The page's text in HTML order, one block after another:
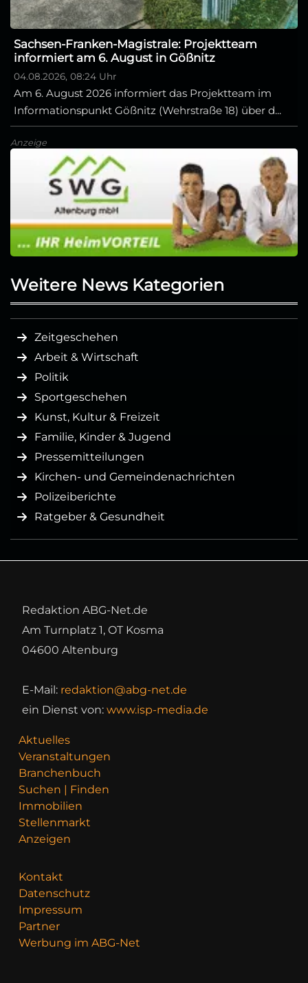
Sachsen-Franken-Magistrale: Projektteam
informiert am 6. August in Gößnitz
04.08.2026, 08:24 Uhr
Am 6. August 2026 informiert das Projektteam im
Informationspunkt Gößnitz (Wehrstraße 18) über d...
Anzeige
Weitere News Kategorien
Zeitgeschehen
Arbeit & Wirtschaft
Politik
Sportgeschehen
Kunst, Kultur & Freizeit
Familie, Kinder & Jugend
Pressemitteilungen
Kirchen- und Gemeindenachrichten
Polizeiberichte
Ratgeber & Gesundheit
Redaktion ABG-Net.de
Am Turnplatz 1, OT Kosma
04600 Altenburg
E-Mail: redaktion@abg-net.de
ein Dienst von: www.isp-media.de
Aktuelles
Veranstaltungen
Branchenbuch
Suchen | Finden
Immobilien
Stellenmarkt
Anzeigen
Kontakt
Datenschutz
Impressum
Partner
Werbung im ABG-Net